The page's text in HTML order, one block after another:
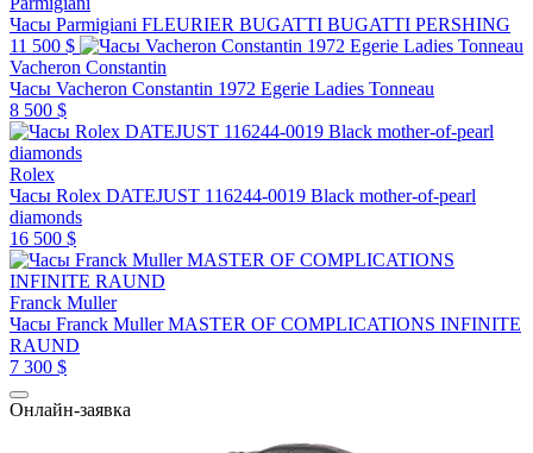
Часы Parmigiani FLEURIER BUGATTI BUGATTI PERSHING
11 500 $
Vacheron Constantin
Часы Vacheron Constantin 1972 Egerie Ladies Tonneau
8 500 $
Rolex
Часы Rolex DATEJUST 116244-0019 Black mother-of-pearl
diamonds
16 500 $
Franck Muller
Часы Franck Muller MASTER OF COMPLICATIONS INFINITE
RAUND
7 300 $
Онлайн-заявка